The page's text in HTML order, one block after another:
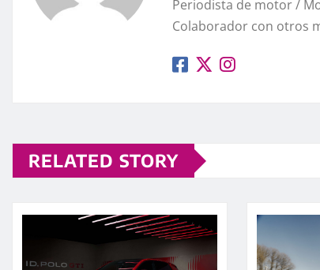
Periodista de motor /
Colaborador con otros
RELATED STORY